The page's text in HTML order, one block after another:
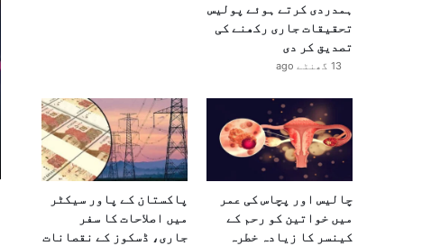
ہمدردی کرتے ہوئے پولیس
تحقیقات جاری رکھنے کی
تصدیق کر دی
13 گھنٹے ago
چالیس اور پچاس کی عمر
میں خواتین کو رحم کے
کینسر کا زیادہ خطرہ
پاکستان کے پاور سیکٹر
میں اصلاحات کا سفر
جاری، ڈسکوز کے نقصانات